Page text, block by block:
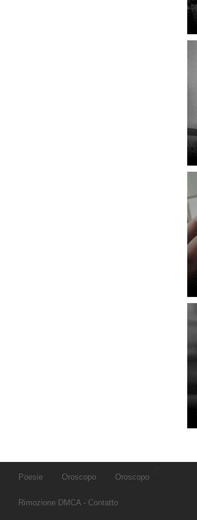
Poesie Oroscopo Oroscopo
Rimozione DMCA - Contatto